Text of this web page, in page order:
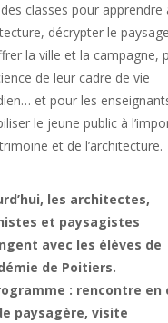
classes pour apprendre
décrypter le
la ville et la campagne,
de leur cadre de vie
et pour les
le jeune public à
et de l’architecture.
les architectes,
et paysagistes
avec les élèves de
de Poitiers.
: rencontre en
paysagère, visite